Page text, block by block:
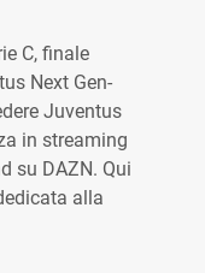
C, finale
Next Gen-
Juventus
in streaming
su DAZN. Qui
alla